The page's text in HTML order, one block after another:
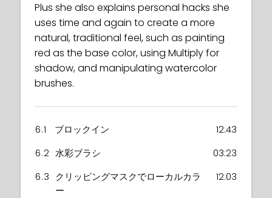
Plus she also explains personal hacks she
uses time and again to create a more
natural, traditional feel, such as painting
red as the base color, using Multiply for
shadow, and manipulating watercolor
brushes.
6.1 ブロックイン
12:43
6.2 水彩ブラシ
03:23
6.3
クリッピングマスクでローカルカラ
ー
12:03